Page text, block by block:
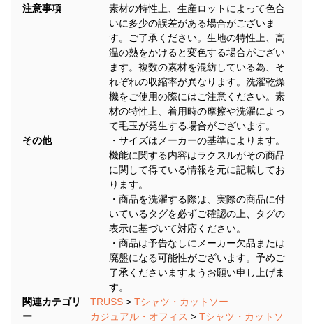
注意事項
素材の特性上、生産ロットによって色合
いに多少の誤差がある場合がございま
す。ご了承ください。生地の特性上、高
温の熱をかけると変色する場合がござい
ます。複数の素材を混紡している為、そ
れぞれの収縮率が異なります。洗濯乾燥
機をご使用の際にはご注意ください。素
材の特性上、着用時の摩擦や洗濯によっ
て毛玉が発生する場合がございます。
その他
・サイズはメーカーの基準によります。
機能に関する内容はラクスルがその商品
に関して得ている情報を元に記載してお
ります。
・商品を洗濯する際は、実際の商品に付
いているタグを必ずご確認の上、タグの
表示に基づいて対応ください。
・商品は予告なしにメーカー欠品または
廃盤になる可能性がございます。予めご
了承くださいますようお願い申し上げま
す。
関連カテゴリ
ー
TRUSS> Tシャツ・カットソー
カジュアル・オフィス > Tシャツ・カットソ